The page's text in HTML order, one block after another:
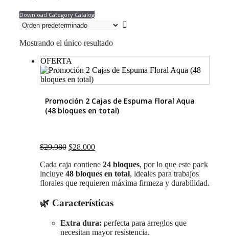
Download Category Catalog
Mostrando el único resultado
OFERTA
Promoción 2 Cajas de Espuma Floral Aqua
(48 bloques en total)
$29.980 El
original
era:
$29.980.
$28.000El
actual
es:
$28.000.
Cada caja contiene 24 bloques, por lo que este pack
incluye 48 bloques en total, ideales para trabajos
florales que requieren máxima firmeza y durabilidad.
🌿 Características
Extra dura: perfecta para arreglos que
necesitan mayor resistencia.